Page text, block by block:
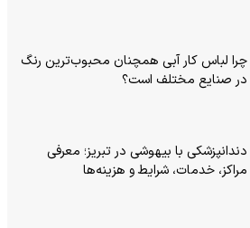
چرا لباس کار آبی همچنان محبوب‌ترین رنگ
در صنایع مختلف است؟
دندانپزشکی با بیهوشی در تبریز؛ معرفی
مراکز، خدمات، شرایط و هزینه‌ها